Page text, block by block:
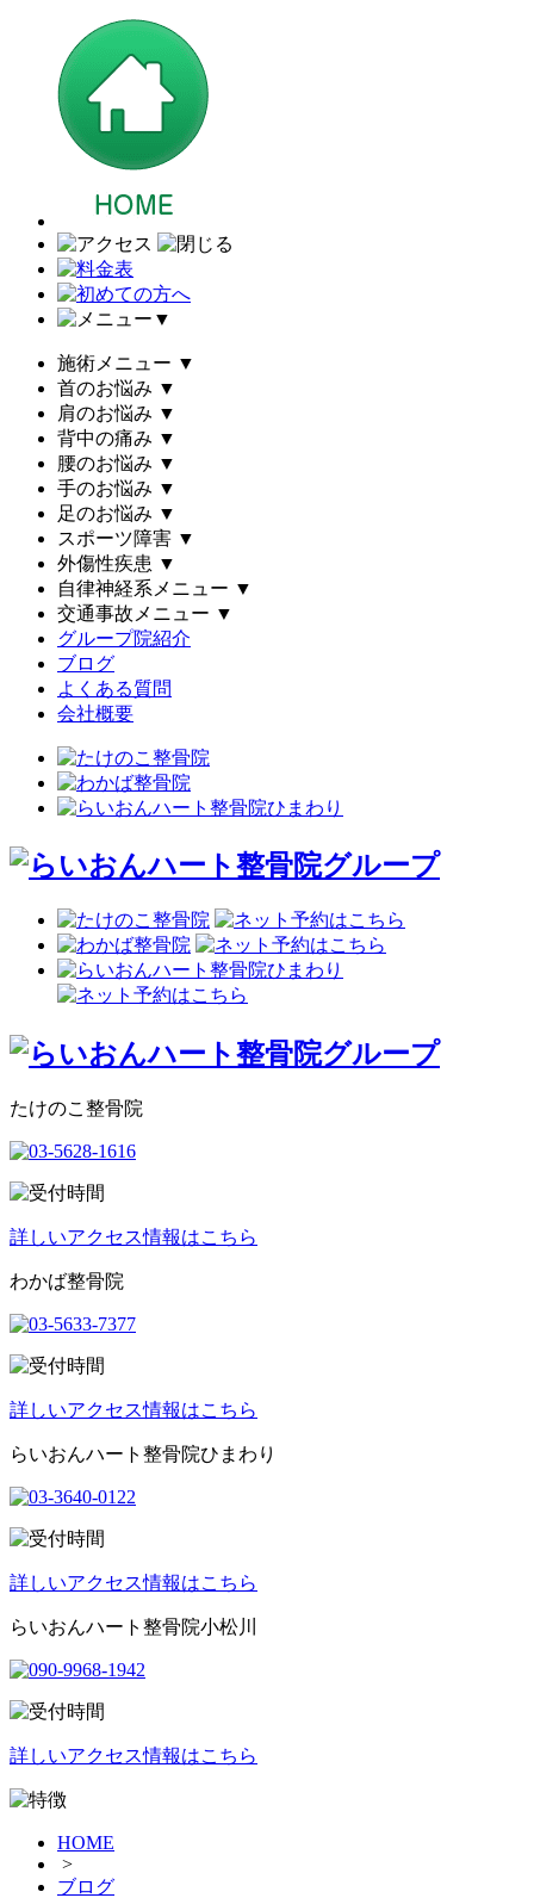
▼
施術メニュー ▼
首のお悩み ▼
肩のお悩み ▼
背中の痛み ▼
腰のお悩み ▼
手のお悩み ▼
足のお悩み ▼
スポーツ障害 ▼
外傷性疾患 ▼
自律神経系メニュー ▼
交通事故メニュー ▼
グループ院紹介
ブログ
よくある質問
会社概要
たけのこ整骨院
詳しいアクセス情報はこちら
わかば整骨院
詳しいアクセス情報はこちら
らいおんハート整骨院ひまわり
詳しいアクセス情報はこちら
らいおんハート整骨院小松川
詳しいアクセス情報はこちら
HOME
>
ブログ